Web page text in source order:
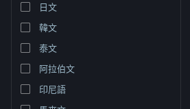
變更語言
取得 Steam 行動應用程式
檢視電腦版網頁
日文
韓文
泰文
阿拉伯文
印尼語
0 項相符的搜尋結果。 已根據您的偏好設定排除